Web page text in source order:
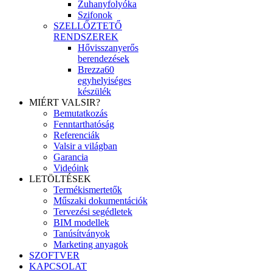
Zuhanyfolyóka
Szifonok
SZELLŐZTETŐ
RENDSZEREK
Hővisszanyerős
berendezések
Brezza60
egyhelyiséges
készülék
MIÉRT VALSIR?
Bemutatkozás
Fenntarthatóság
Referenciák
Valsir a világban
Garancia
Videóink
LETÖLTÉSEK
Termékismertetők
Műszaki dokumentációk
Tervezési segédletek
BIM modellek
Tanúsítványok
Marketing anyagok
SZOFTVER
KAPCSOLAT